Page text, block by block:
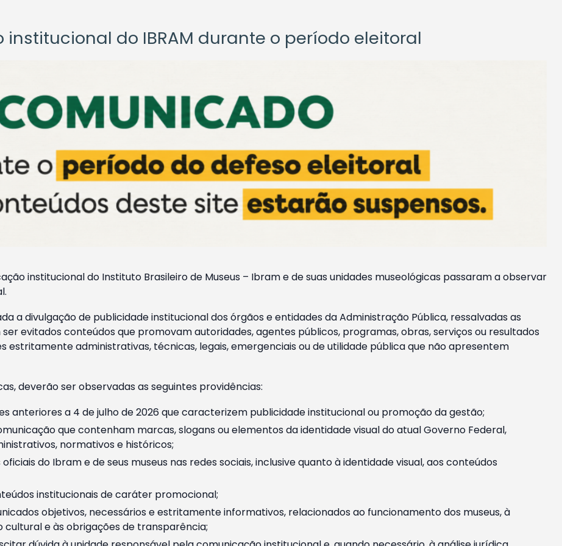
do IBRAM durante o período eleitoral
institucional do Instituto Brasileiro de Museus – Ibram e de suas unidades museológicas passaram a observar
a divulgação de publicidade institucional dos órgãos e entidades da Administração Pública, ressalvadas as
evitados conteúdos que promovam autoridades, agentes públicos, programas, obras, serviços ou resultados
estritamente administrativas, técnicas, legais, emergenciais ou de utilidade pública que não apresentem
deverão ser observadas as seguintes providências:
anteriores a 4 de julho de 2026 que caracterizem publicidade institucional ou promoção da gestão;
que contenham marcas, slogans ou elementos da identidade visual do atual Governo Federal,
normativos e históricos;
do Ibram e de seus museus nas redes sociais, inclusive quanto à identidade visual, aos conteúdos
institucionais de caráter promocional;
objetivos, necessários e estritamente informativos, relacionados ao funcionamento dos museus, à
e às obrigações de transparência;